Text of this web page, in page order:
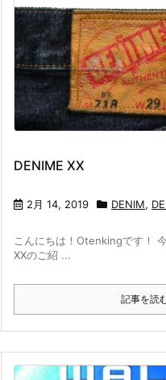
DENIME XX
2月 14, 2019 DENIM,
こんにちは！Otenkingです！
XXのご紹 ...
記事を読